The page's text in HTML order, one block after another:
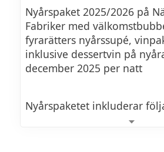
Nyårspaket 2025/2026 på
Fabriker med
fyrarätters nyårssupé,
inklusive dessertvin på
december 2025 per natt
Nyårspaketet inkluderar